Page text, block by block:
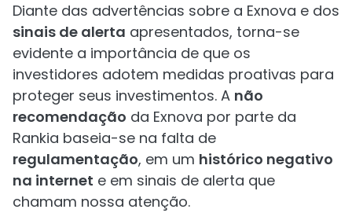
Diante das advertências sobre a Exnova e dos
sinais de alerta apresentados, torna-se
evidente a importância de que os
investidores adotem medidas proativas para
proteger seus investimentos. A não
recomendação da Exnova por parte da
Rankia baseia-se na falta de
regulamentação, em um histórico negativo
na internet e em sinais de alerta que
chamam nossa atenção.